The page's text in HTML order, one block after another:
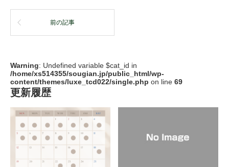
前の記事
Warning: Undefined variable $cat_id in
/home/xs514355/sougian.jp/public_html/wp-
content/themes/luxe_tcd022/single.php on line 69
更新履歴